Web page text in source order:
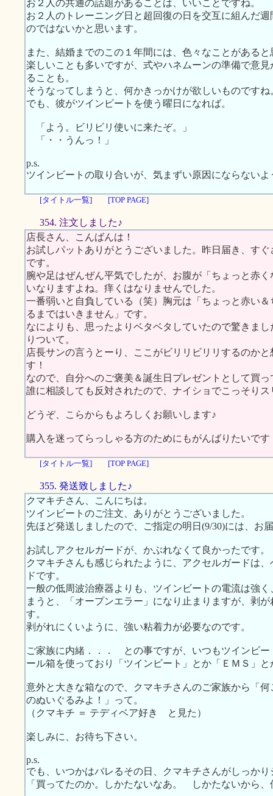
お２人の共通の話題があることは、いいことですね。
お２人のトレーニング日と超回復の日を交互に組んだ
のではないかと思います。
また、結婚までのこの１年間には、色々なことがあると
楽しいことも多いですが、式やハネムーンの準備で意
ることも。
そうなってしまうと、何かきっかけが欲しいものですね
でも、彼がツインビートを使う曜日になれば。
「よう。ビリビリ使いに来たぞ。」
「・・うんっ！」
p.s.
ツインビートの取り合いが、気まずい原因にならない
[タイトル一覧] [TOP PAGE]
354. 注文しました♪
店長さん、こんばんは！
お試しパットありがとうございました。昨日届き、す
です。
腕や足はぜんぜん平気でしたが、お腹が「ちょっと赤
いなりますよね。痒くはなりませんでした。
一番弱いと自負している（笑）胸元は「ちょっと赤い
るまではいきません」です。
なによりも、思ったよりベタベタしていたので驚きま
りついて。
店長サンの言うとーり、ここがビリリビリリするのか
す！
なので、自分へのご褒美＆誕生日プレゼントとして買
誰に相談しても反対されたので、ナイショでこっそり
どうぞ、こらからもよろしくお願いします♪
購入を迷ってらっしゃる方のためにもがんばりたいです
[タイトル一覧] [TOP PAGE]
355. 発送致しました♪
クマキチさん、こんにちは。
ツインビートのご注文、ありがとうございました。
先ほど発送しましたので、ご指定の明日(9/30)には、お
お試しアクセルガードが、かぶれなくて良かったです。
クマキチさんも感じられたように、アクセルガードは
ドです。
一般の低周波治療器よりも、ツインビートの電流は強
まうと、「オープンエラー」になり止まりますが、剥
す。
剥がれにくいように、強い粘着力が必要なのです。
ご家族に内緒．．． との事ですが、いつもツインビ
ール箱を使っており「ツインビート」とか「ＥＭＳ」
意外と大きな箱なので、クマキチさんのご家族から「
のぬいぐるみよ！」って。
（クマキチ ＝ テディベア好き と見た）
楽しみに、お待ち下さい。
p.s.
でも、いつかはバレるその日、クマキチさんがしっか
「買ってたのか。しかたないなあ。 しかたないから、